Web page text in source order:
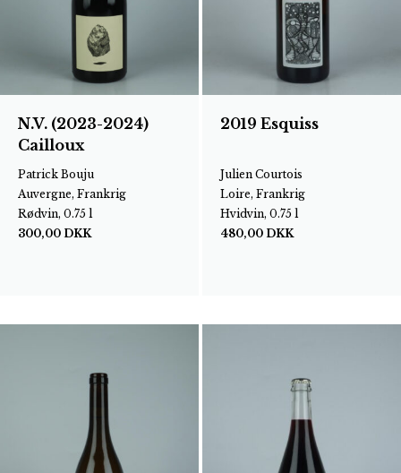
N.V. (2023-2024)
Cailloux
Patrick Bouju
Auvergne, Frankrig
Rødvin, 0.75 l
300,00 DKK
2019 Esquiss
Julien Courtois
Loire, Frankrig
Hvidvin, 0.75 l
480,00 DKK